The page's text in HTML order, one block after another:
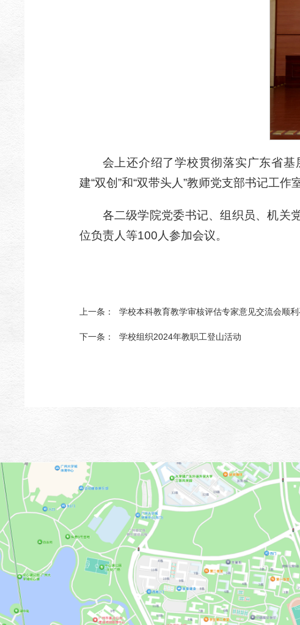
会上还介绍了学校贯彻落实广东省
建“双创”和“双带头人”教师党支部书记工作
各二级学院党委书记、组织员、机关
位负责人等100人参加会议。
上一条： 学校本科教育教学审核评估专家意见交流会顺
下一条： 学校组织2024年教职工登山活动